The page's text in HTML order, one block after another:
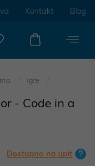
Kontakt Blog
Igre
- Code in a
Dostupno na upit